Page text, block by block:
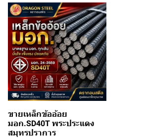
ขายเหล็กข้ออ้อย
มอก.SD40T พระประแดง
สมุทรปราการ